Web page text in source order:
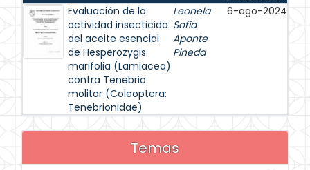
Evaluación de la
actividad insecticida
del aceite esencial
de Hesperozygis
marifolia (Lamiacea)
contra Tenebrio
molitor (Coleoptera:
Tenebrionidae)
Leonela
Sofía
Aponte
Pineda
6-ago-2024
Temas